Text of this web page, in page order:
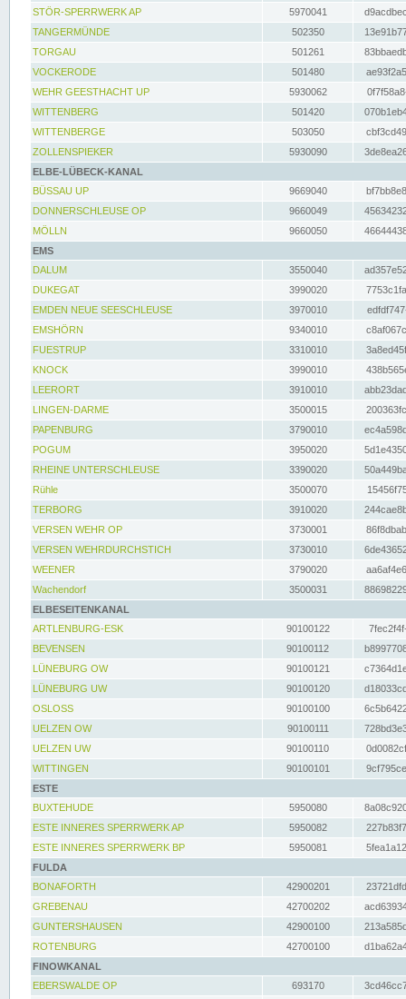
STÖR-SPERRWERK AP 5970041
TANGERMÜNDE
502350
TORGAU
501261
VOCKERODE
501480
WEHR GEESTHACHT UP
5930062
WITTENBERG
501420
WITTENBERGE
503050
ZOLLENSPIEKER
5930090
ELBE-LÜBECK-KANAL
BÜSSAU UP
9669040
DONNERSCHLEUSE OP
9660049
MÖLLN
9660050
EMS
DALUM
3550040
DUKEGAT
3990020
EMDEN NEUE SEESCHLEUSE
3970010
EMSHÖRN
9340010
FUESTRUP
3310010
KNOCK
3990010
LEERORT
3910010
LINGEN-DARME
3500015
PAPENBURG
3790010
POGUM
3950020
RHEINE UNTERSCHLEUSE
3390020
Rühle
3500070
TERBORG
3910020
VERSEN WEHR OP
3730001
VERSEN WEHRDURCHSTICH
3730010
WEENER
3790020
Wachendorf
3500031
ELBESEITENKANAL
ARTLENBURG-ESK
90100122
BEVENSEN
90100112
LÜNEBURG OW
90100121
LÜNEBURG UW
90100120
OSLOSS
90100100
UELZEN OW
90100111
UELZEN UW
90100110
WITTINGEN
90100101
ESTE
BUXTEHUDE
5950080
ESTE INNERES SPERRWERK AP
5950082
ESTE INNERES SPERRWERK BP
5950081
FULDA
BONAFORTH
42900201
GREBENAU
42700202
GUNTERSHAUSEN
42900100
ROTENBURG
42700100
FINOWKANAL
EBERSWALDE OP
693170